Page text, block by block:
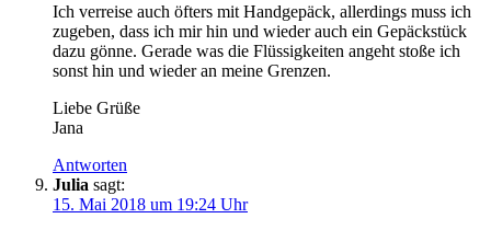
Ich verreise auch öfters mit Handgepäck, allerdings muss ich
zugeben, dass ich mir hin und wieder auch ein Gepäckstück
dazu gönne. Gerade was die Flüssigkeiten angeht stoße ich
sonst hin und wieder an meine Grenzen.
Liebe Grüße
Jana
Antworten
Julia sagt:
15. Mai 2018 um 19:24 Uhr